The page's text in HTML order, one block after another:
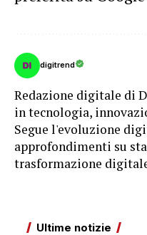
digitrend
Redazione digitale di
in tecnologia,
Segue l'evoluzione
approfondimenti su
trasformazione
Ultime notizie